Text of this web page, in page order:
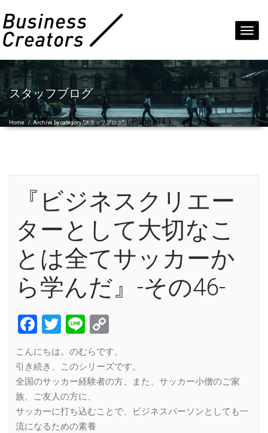
スタッフブログ
Home /Archive by category "スタッフブログ"( Page194 )
『ビジネスクリエー
ターとして大切なこ
とは全てサッカーか
ら学んだ』-その46-
Facebook
Twitter
Line
Link
こんにちは。のむらです。
引き続き、このシリーズです。
全国のサッカー経験者の方、また、サッカー小僧のご家
族、ご友人の方に、
サッカーに打ち込むことで、ビジネスパーソンとしても一
流になるための素養